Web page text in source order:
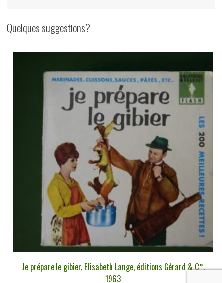
Quelques suggestions?
Je prépare le gibier, Elisabeth Lange, éditions Gérard & C°,
1963